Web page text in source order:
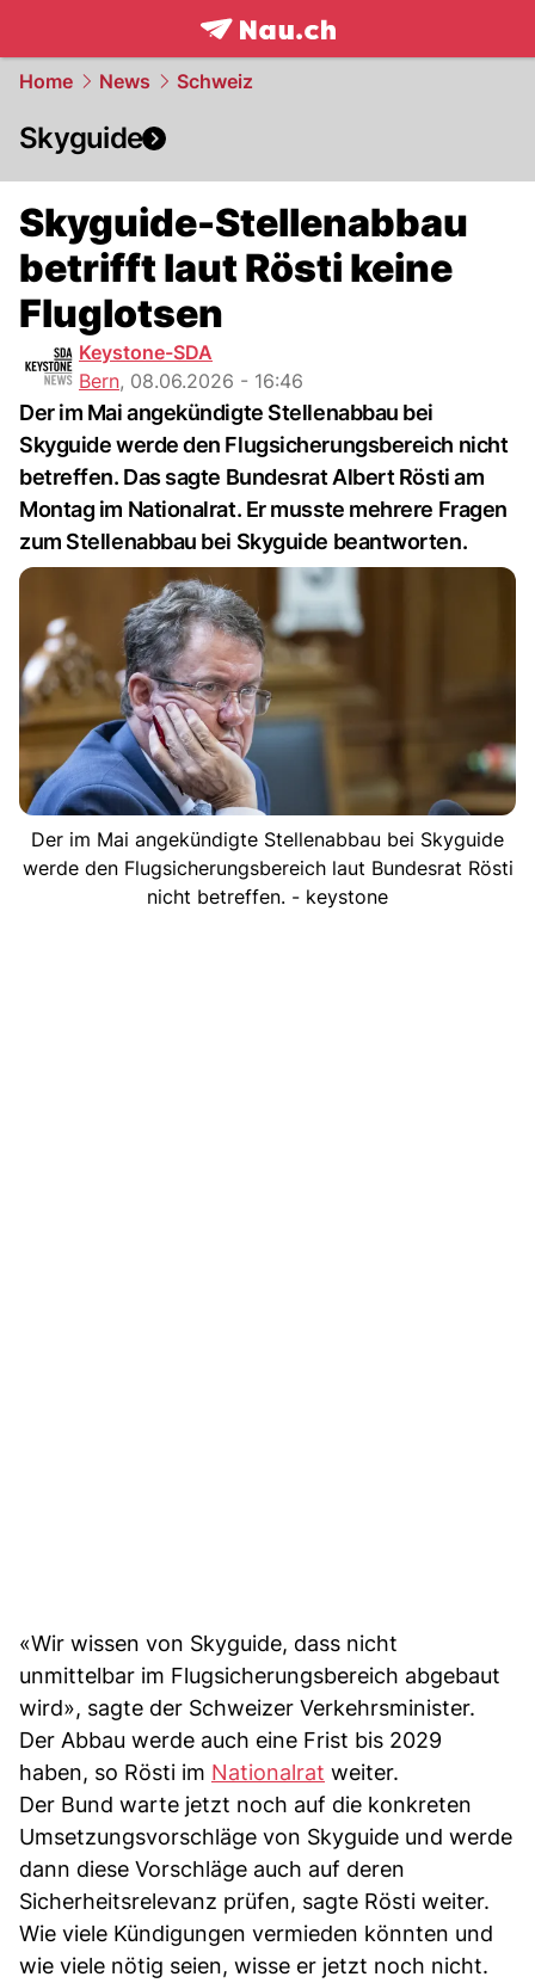
frontpage.NAU.ch
Home News Schweiz
Skyguide
Skyguide-Stellenabbau
betrifft laut Rösti keine
Fluglotsen
Keystone-SDA
Bern, 08.06.2026 - 16:46
Der im Mai angekündigte Stellenabbau bei
Skyguide werde den Flugsicherungsbereich nicht
betreffen. Das sagte Bundesrat Albert Rösti am
Montag im Nationalrat. Er musste mehrere Fragen
zum Stellenabbau bei Skyguide beantworten.
Der im Mai angekündigte Stellenabbau bei Skyguide
werde den Flugsicherungsbereich laut Bundesrat Rösti
nicht betreffen. - keystone
«Wir wissen von Skyguide, dass nicht
unmittelbar im Flugsicherungsbereich abgebaut
wird», sagte der Schweizer Verkehrsminister.
Der Abbau werde auch eine Frist bis 2029
haben, so Rösti im Nationalrat weiter.
Der Bund warte jetzt noch auf die konkreten
Umsetzungsvorschläge von Skyguide und werde
dann diese Vorschläge auch auf deren
Sicherheitsrelevanz prüfen, sagte Rösti weiter.
Wie viele Kündigungen vermieden könnten und
wie viele nötig seien, wisse er jetzt noch nicht.